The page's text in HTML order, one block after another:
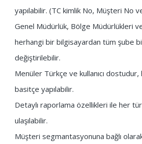
yapılabilir. (TC kimlik No, Müşteri No
Genel Müdürlük, Bölge Müdürlükleri
herhangi bir bilgisayardan tüm şube
değiştirilebilir.
Menüler Türkçe ve kullanıcı
basitçe yapılabilir.
Detaylı raporlama özellikleri ile her
ulaşılabilir.
Müşteri segmantasyonuna bağlı